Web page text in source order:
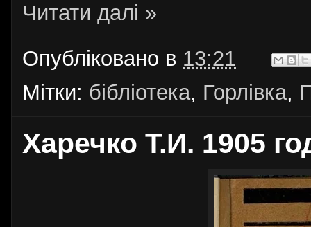
Читати далі »
Опубліковано в 13:21
Мітки: бібліотека, Горлівка,
Харечко Т.И. 1905